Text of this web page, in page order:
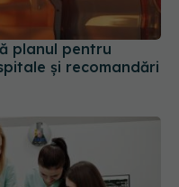
planul pentru
și recomandări